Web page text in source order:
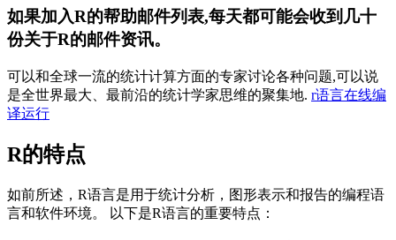
如果加入R的帮助邮件列表,每天都可能会收到几十
份关于R的邮件资讯。
可以和全球一流的统计计算方面的专家讨论各种问题,可以说
是全世界最大、最前沿的统计学家思维的聚集地. r语言在线编
译运行
R的特点
如前所述，R语言是用于统计分析，图形表示和报告的编程语
言和软件环境。 以下是R语言的重要特点：